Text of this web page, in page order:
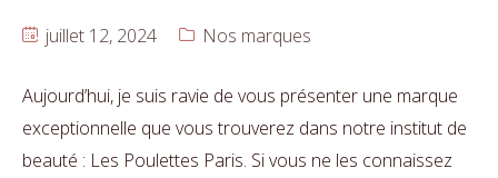
juillet 12, 2024 Nos marques
Aujourd’hui, je suis ravie de vous présenter une marque
exceptionnelle que vous trouverez dans notre institut de
beauté : Les Poulettes Paris. Si vous ne les connaissez